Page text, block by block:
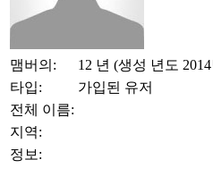
맴버의:
12 년 (생성 년도
타입:
가입된 유저
전체 이름:
지역:
정보: